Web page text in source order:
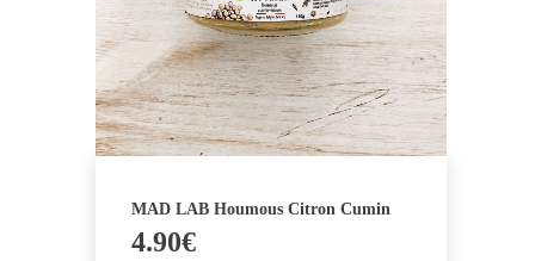
MAD LAB Houmous Citron Cumin
4.90€